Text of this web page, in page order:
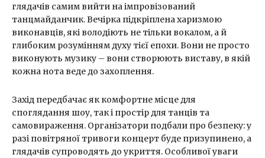
глядачів самим вийти на імпровізований
танцмайданчик. Вечірка підкріплена харизмою
виконавців, які володіють не тільки вокалом, а й
глибоким розумінням духу тієї епохи. Вони не просто
виконують музику – вони створюють виставу, в якій
кожна нота веде до захоплення.
Захід передбачає як комфортне місце для
споглядання шоу, так і простір для танців та
самовираження. Організатори подбали про безпеку: у
разі повітряної тривоги концерт буде призупинено, а
глядачів супроводять до укриття. Особливої уваги